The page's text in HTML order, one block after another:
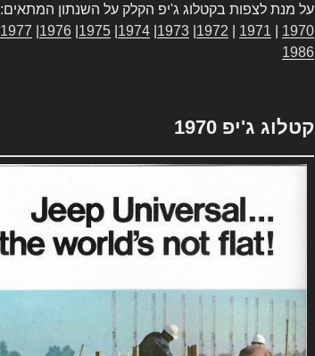
על מנת לצפות בקטלוג ג'יפ הקלק על השנתון המתאים:
1970
1971
1972
1973
1974
1975
1976
1977
1986
קטלוג ג'יפ 1970